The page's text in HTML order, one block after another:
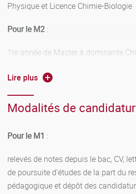
Physique et Licence Chimie-Biologie
Pour le M2 :
1re année de Master à dominante
Chimiques (CAC) »
Lire plus
Modalités de
Pour le M1 :
relevés de notes depuis le bac, CV,
de poursuite d'études de la part du
pédagogique et dépôt des